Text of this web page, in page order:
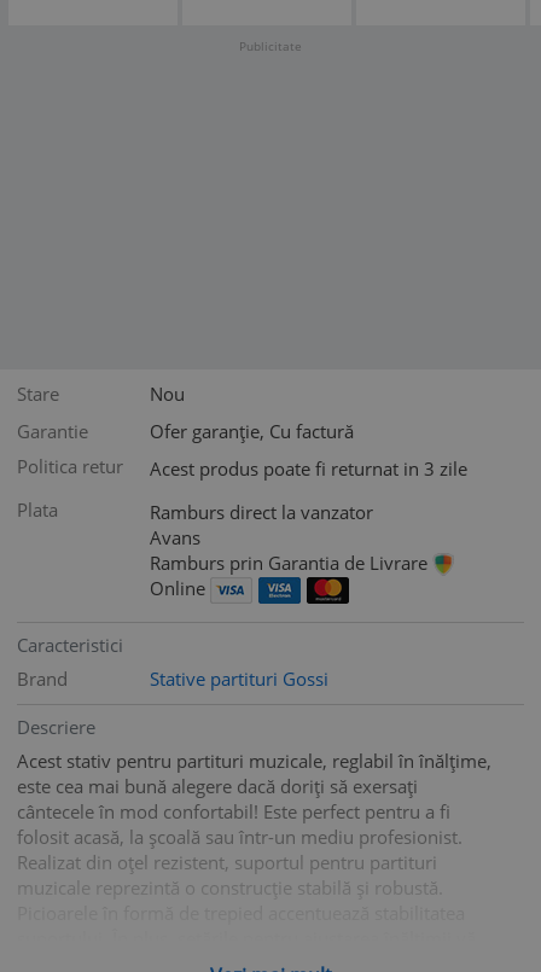
Publicitate
Stare
Nou
Garantie
Ofer garanție, Cu factură
Politica retur
Acest produs poate fi returnat in 3 zile
Plata
Ramburs direct la vanzator
Avans
Ramburs prin Garantia de Livrare
Online
Caracteristici
Brand
Stative partituri Gossi
Descriere
Acest stativ pentru partituri muzicale, reglabil în înălțime,
este cea mai bună alegere dacă doriți să exersați
cântecele în mod confortabil! Este perfect pentru a fi
folosit acasă, la școală sau într-un mediu profesionist.
Realizat din oțel rezistent, suportul pentru partituri
muzicale reprezintă o construcție stabilă și robustă.
permit să reglați cu ușurință acest stativ de partituri la